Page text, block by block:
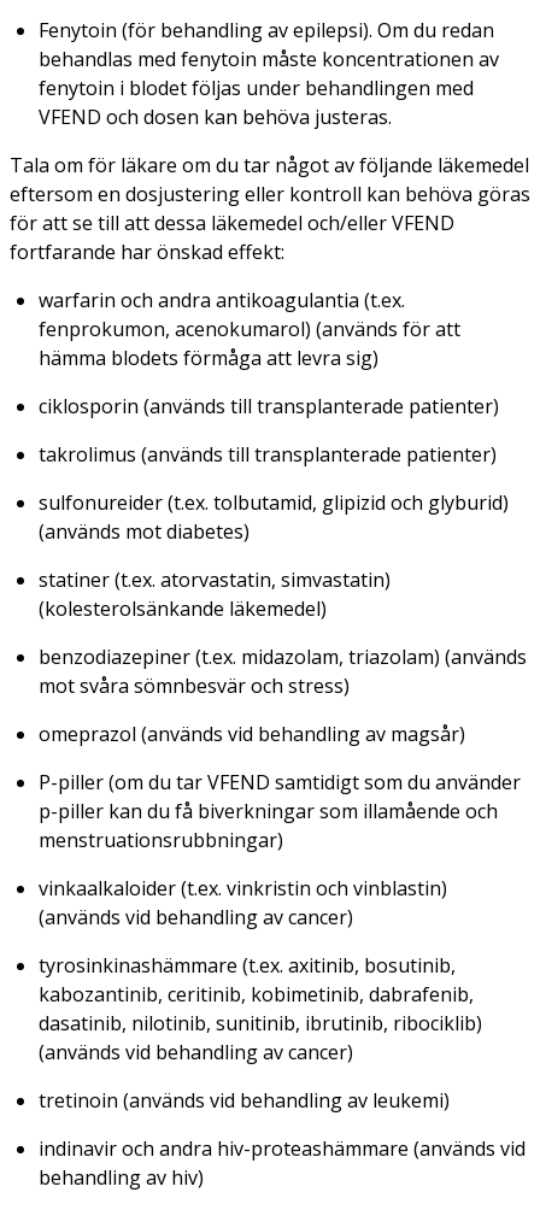
Fenytoin (för behandling av epilepsi). Om du redan
behandlas med fenytoin måste koncentrationen av
fenytoin i blodet följas under behandlingen med
VFEND och dosen kan behöva justeras.
Tala om för läkare om du tar något av följande läkemedel
eftersom en dosjustering eller kontroll kan behöva göras
för att se till att dessa läkemedel och/eller VFEND
fortfarande har önskad effekt:
warfarin och andra antikoagulantia (t.ex.
fenprokumon, acenokumarol) (används för att
hämma blodets förmåga att levra sig)
ciklosporin (används till transplanterade patienter)
takrolimus (används till transplanterade patienter)
sulfonureider (t.ex. tolbutamid, glipizid och glyburid)
(används mot diabetes)
statiner (t.ex. atorvastatin, simvastatin)
(kolesterolsänkande läkemedel)
benzodiazepiner (t.ex. midazolam, triazolam) (används
mot svåra sömnbesvär och stress)
omeprazol (används vid behandling av magsår)
P-piller (om du tar VFEND samtidigt som du använder
p-piller kan du få biverkningar som illamående och
menstruationsrubbningar)
vinkaalkaloider (t.ex. vinkristin och vinblastin)
(används vid behandling av cancer)
tyrosinkinashämmare (t.ex. axitinib, bosutinib,
kabozantinib, ceritinib, kobimetinib, dabrafenib,
dasatinib, nilotinib, sunitinib, ibrutinib, ribociklib)
(används vid behandling av cancer)
tretinoin (används vid behandling av leukemi)
indinavir och andra hiv-proteashämmare (används vid
behandling av hiv)